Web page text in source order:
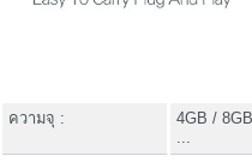
ความจุ :
4GB /
...